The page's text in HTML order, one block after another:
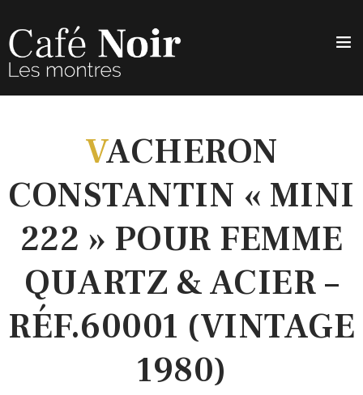
VACHERON
CONSTANTIN « MINI
222 » POUR FEMME
QUARTZ & ACIER –
RÉF.60001 (VINTAGE
1980)